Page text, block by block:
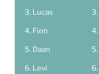
Lucas
Finn
Daan
Levi